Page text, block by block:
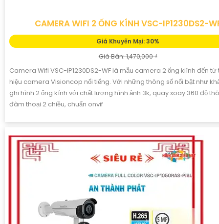
CAMERA WIFI 2 ỐNG KÍNH VSC-IP1230DS2-
Giá Khuyến Mại: 30%
Giá Bán: 1,470,000 ₫
Camera Wifi VSC-IP1230DS2-WF là mẫu camera 2 ống kiính đến
hiệu camera Visioncop nổi tiếng. Với những thông số nổi bật như
ghi hình 2 ống kính với chất lượng hình ảnh 3k, quay xoay 360 độ
đàm thoại 2 chiều, chuẩn onvif